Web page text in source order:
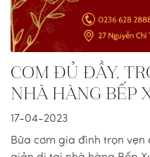
CƠM ĐỦ ĐẦY,
NHÀ HÀNG BẾP
17-04-2023
Bữa cơm gia đình trọn vẹn